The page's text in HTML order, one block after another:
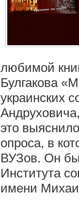
любимой
Булгакова
украинских
это
опроса, в
ВУЗов. Он
Института
имени